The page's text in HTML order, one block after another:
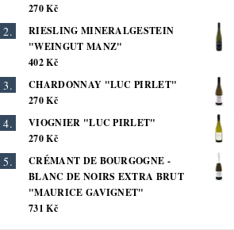
270 Kč
RIESLING MINERALGESTEIN
"WEINGUT MANZ"
402 Kč
CHARDONNAY "LUC PIRLET"
270 Kč
VIOGNIER "LUC PIRLET"
270 Kč
CRÉMANT DE BOURGOGNE -
BLANC DE NOIRS EXTRA BRUT
"MAURICE GAVIGNET"
731 Kč